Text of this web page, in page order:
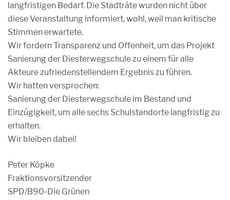
langfristigen Bedarf. Die Stadträte wurden nicht über
diese Veranstaltung informiert, wohl, weil man kritische
Stimmen erwartete.
Wir fordern Transparenz und Offenheit, um das Projekt
Sanierung der Diesterwegschule zu einem für alle
Akteure zufriedenstellendem Ergebnis zu führen.
Wir hatten versprochen:
Sanierung der Diesterwegschule im Bestand und
Einzügigkeit, um alle sechs Schulstandorte langfristig zu
erhalten.
Wir bleiben dabei!
Peter Köpke
Fraktionsvorsitzender
SPD/B90-Die Grünen